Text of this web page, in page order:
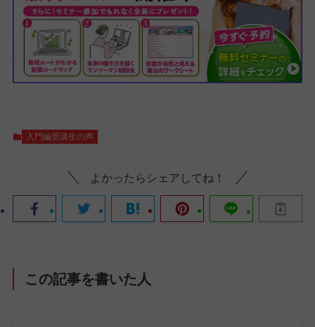
入門編受講生の声
よかったらシェアしてね！
この記事を書いた人